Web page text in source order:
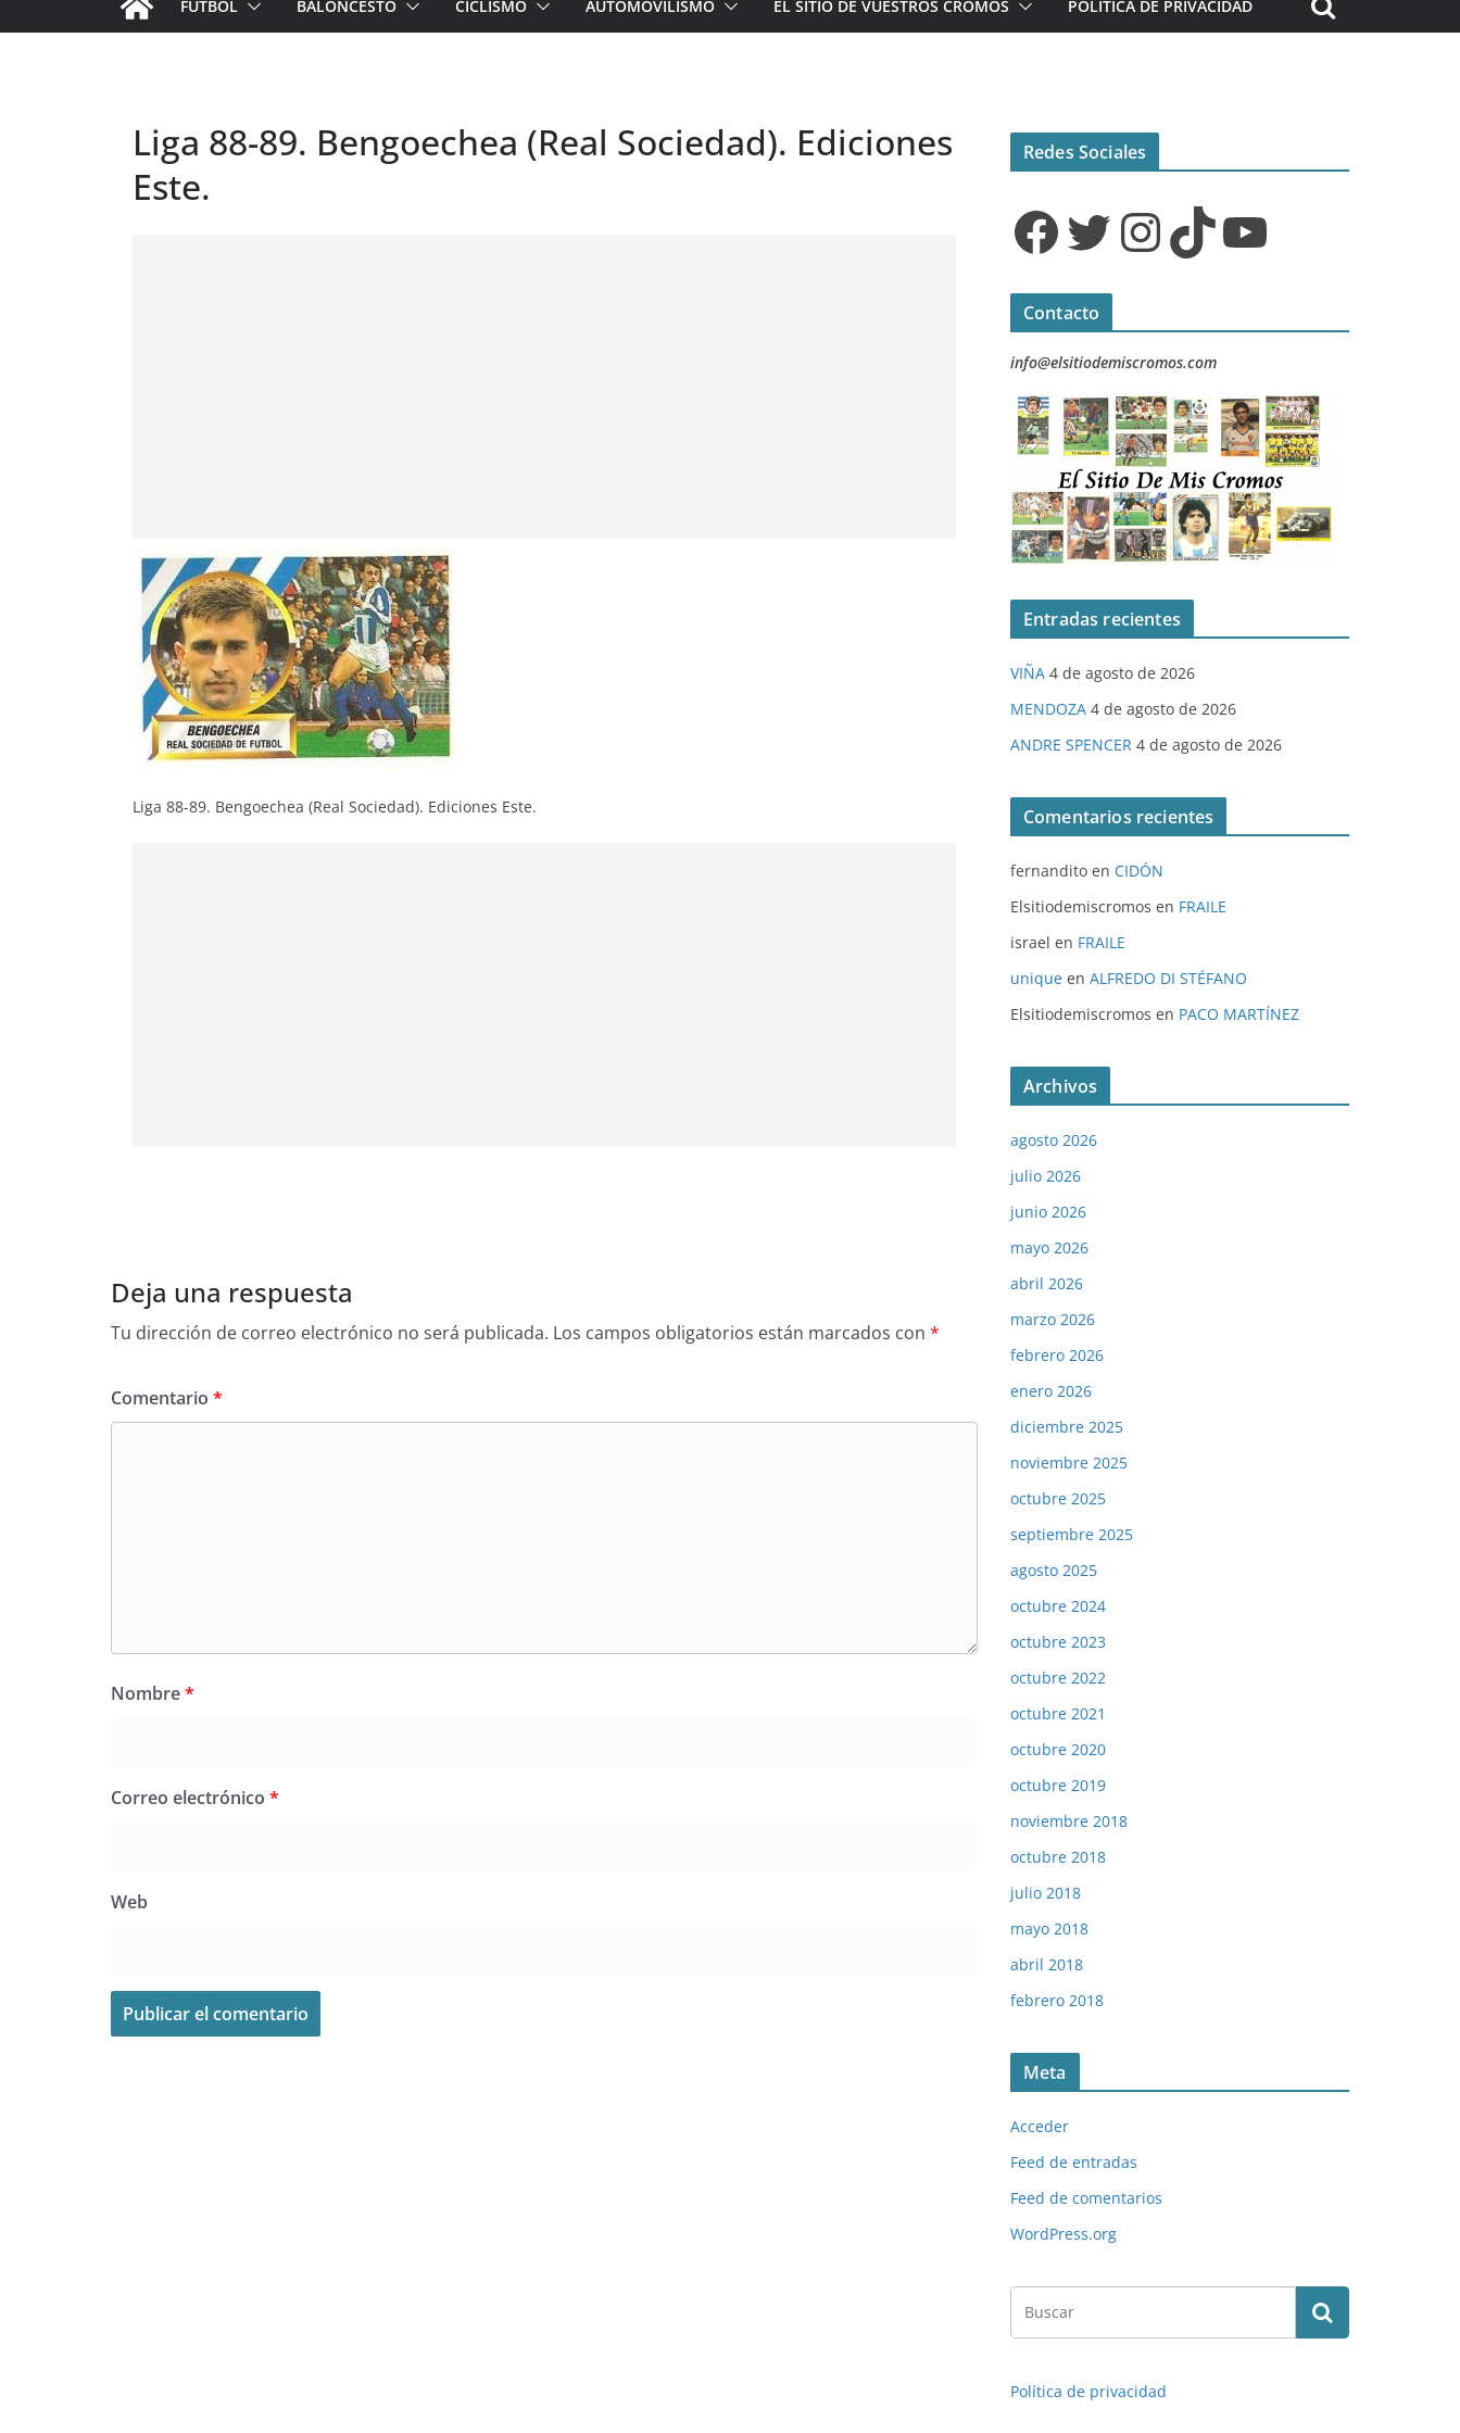
FÚTBOL BALONCESTO CICLISMO AUTOMOVILISMO EL SITIO DE VUESTROS CROMOS POLÍTICA DE PRIVACIDAD
Liga 88-89. Bengoechea (Real Sociedad). Ediciones
Este.
Liga 88-89. Bengoechea (Real Sociedad). Ediciones Este.
Deja una respuesta
Tu dirección de correo electrónico no será publicada. Los campos obligatorios están marcados con *
Comentario *
Nombre*
Correo electrónico *
Web
Redes Sociales
Facebook Twitter InstagramTikTok YouTube
Contacto
info@elsitiodemiscromos.com
Entradas recientes
VIÑA 4 de agosto de 2026
MENDOZA 4 de agosto de 2026
ANDRE SPENCER 4 de agosto de 2026
Comentarios recientes
fernandito en CIDÓN
Elsitiodemiscromos en FRAILE
israel en FRAILE
unique en ALFREDO DI STÉFANO
Elsitiodemiscromos en PACO MARTÍNEZ
Archivos
agosto 2026
julio 2026
junio 2026
mayo 2026
abril 2026
marzo 2026
febrero 2026
enero 2026
diciembre 2025
noviembre 2025
octubre 2025
septiembre 2025
agosto 2025
octubre 2024
octubre 2023
octubre 2022
octubre 2021
octubre 2020
octubre 2019
noviembre 2018
octubre 2018
julio 2018
mayo 2018
abril 2018
febrero 2018
Meta
Acceder
Feed de entradas
Feed de comentarios
WordPress.org
Política de privacidad